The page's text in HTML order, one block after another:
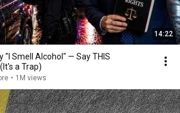
14:22
"I Smell Alcohol" — Say THIS
a Trap)
• 1M views